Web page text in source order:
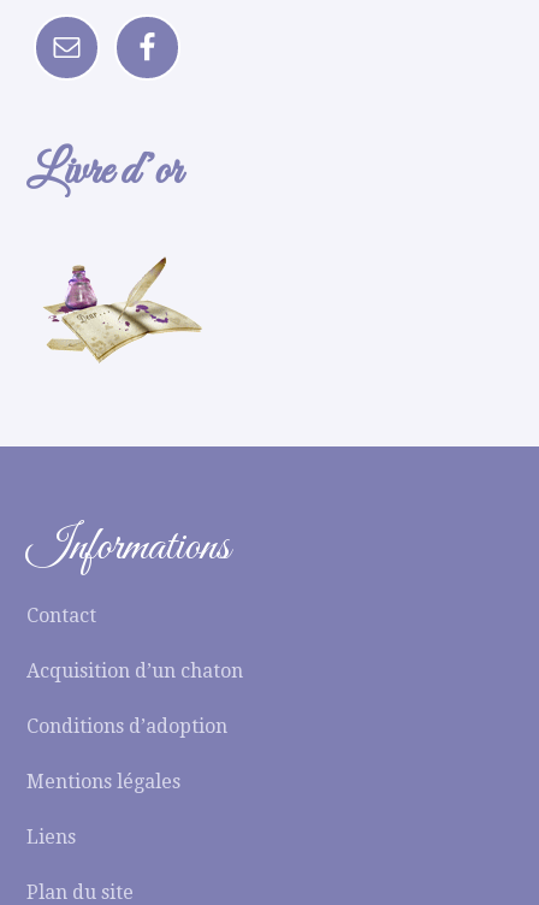
Livre d’or
Informations
Contact
Acquisition d’un chaton
Conditions d’adoption
Mentions légales
Liens
Plan du site